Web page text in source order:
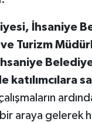
İhsaniye
Turizm
katılımcılara
araya gelerek